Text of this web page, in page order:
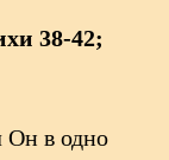
38-42;
Он в одно